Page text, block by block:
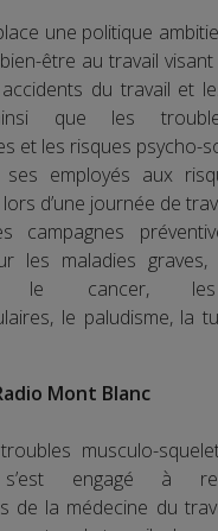
une politique
être au travail
du travail et
que les
et les risques psycho-
ses employés aux
d’une journée de
campagnes
les maladies
le cancer, les
le paludisme, la
Mont Blanc
musculo-
engagé à
de la médecine du